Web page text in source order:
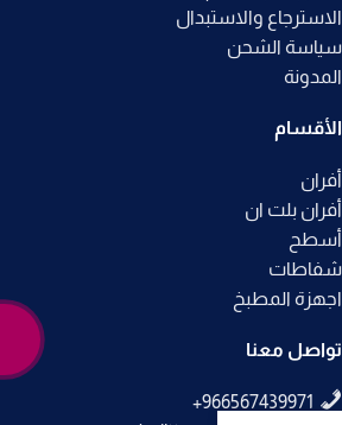
الاسترجاع والاستبدال
سياسة الشحن
المدونة
الأقسام
أفران
أفران بلت ان
أسطح
شفاطات
اجهزة المطبخ
تواصل معنا